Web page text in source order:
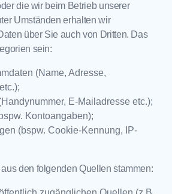
die wir beim Betrieb unserer
Umständen erhalten wir
über Sie auch von Dritten. Das
sein:
(Name, Adresse,
E-Mailadresse etc.);
Kontoangaben);
(bspw. Cookie-Kennung, IP-
den folgenden Quellen stammen: